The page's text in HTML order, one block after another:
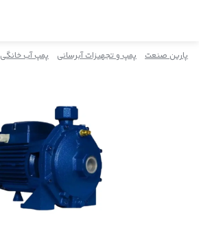
پارین صنعت پمپ و تجهیزات آبرسانی پمپ آب خانگی